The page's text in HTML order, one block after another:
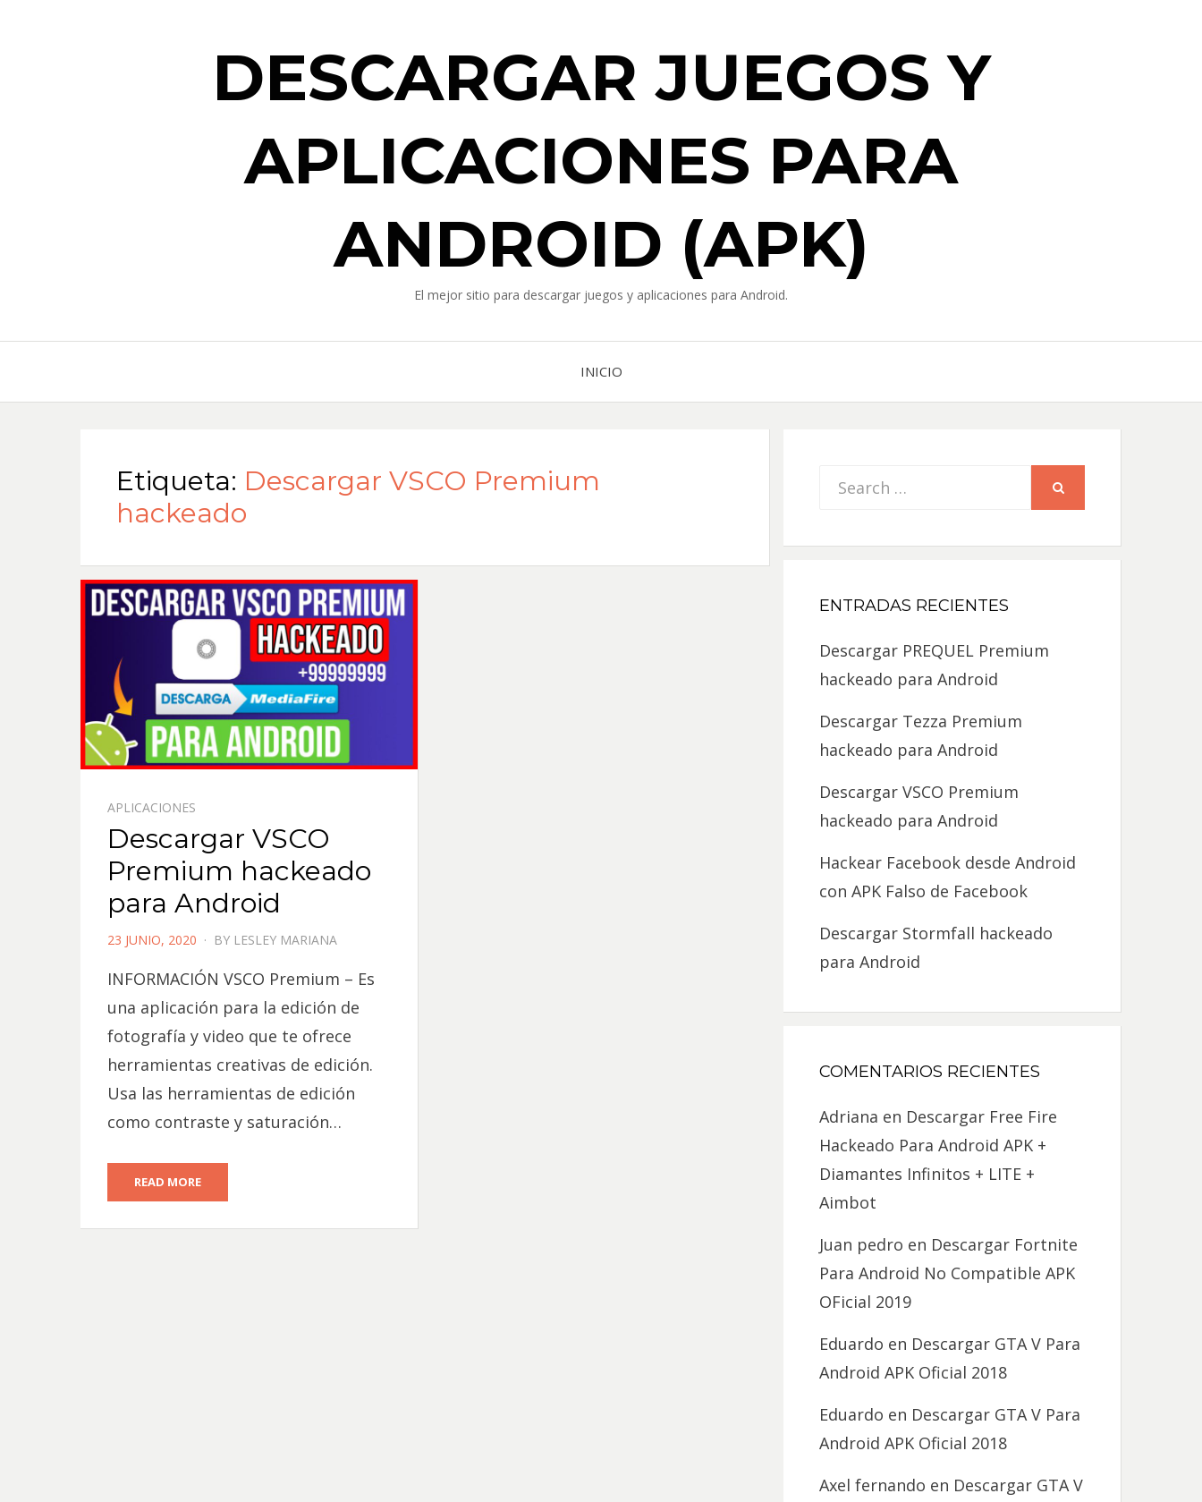
DESCARGAR JUEGOS Y
APLICACIONES PARA
ANDROID (APK)
El mejor sitio para descargar juegos y aplicaciones para Android.
INICIO
Etiqueta: Descargar VSCO Premium
hackeado
APLICACIONES
Descargar VSCO
Premium hackeado
para Android
POSTED
23 JUNIO, 2020 BY LESLEY MARIANA
INFORMACIÓN VSCO Premium – Es
una aplicación para la edición de
fotografía y video que te ofrece
herramientas creativas de edición.
Usa las herramientas de edición
como contraste y saturación…
READ MORE
Search
ENTRADAS RECIENTES
Descargar PREQUEL Premium
hackeado para Android
Descargar Tezza Premium
hackeado para Android
Descargar VSCO Premium
hackeado para Android
Hackear Facebook desde Android
con APK Falso de Facebook
Descargar Stormfall hackeado
para Android
COMENTARIOS RECIENTES
Adriana en Descargar Free Fire
Hackeado Para Android APK +
Diamantes Infinitos + LITE +
Aimbot
Juan pedro en Descargar Fortnite
Para Android No Compatible APK
OFicial 2019
Eduardo en Descargar GTA V Para
Android APK Oficial 2018
Eduardo en Descargar GTA V Para
Android APK Oficial 2018
Axel fernando en Descargar GTA V